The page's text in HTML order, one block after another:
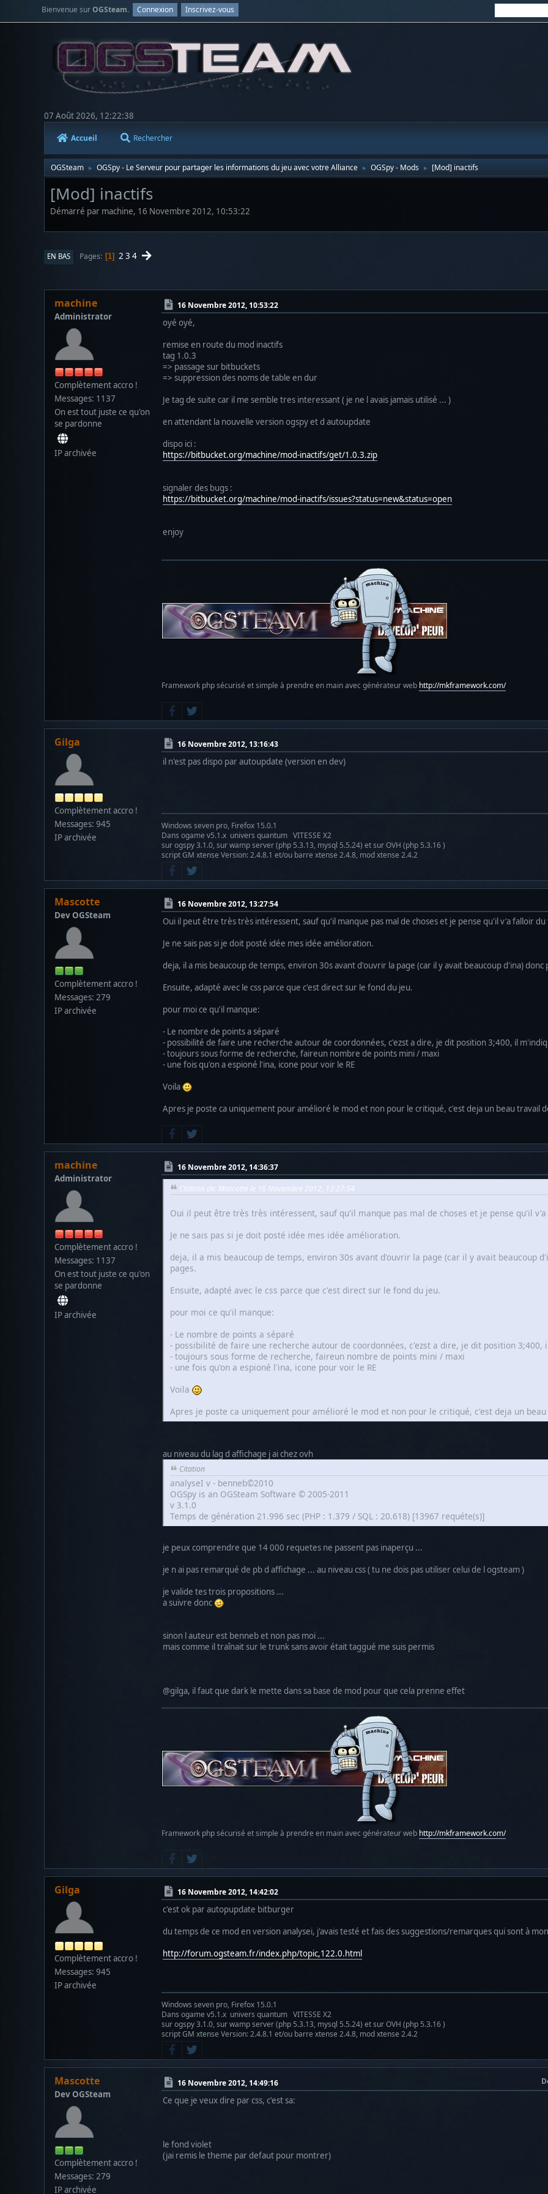
Bienvenue surOGSteam. Connexion Inscrivez-vous
07 Août 2026, 12:22:38
Accueil Rechercher
OGSteam ► OGSpy - Le Serveur pour partager les informations du jeu avec votre Alliance ► OGSpy - Mods ► [Mod] inactifs
[Mod] inactifs
Démarré par machine, 16 Novembre 2012, 10:53:22
EN BAS Pages 1 2 3 4
machine
Administrator
Complètement accro !
Messages: 1137
On est tout juste ce qu'on
se pardonne
IP archivée
16 Novembre 2012, 10:53:22
oyé oyé,
remise en route du mod inactifs
tag 1.0.3
=> passage sur bitbuckets
=> suppression des noms de table en dur
Je tag de suite car il me semble tres interessant ( je ne l avais jamais utilisé ... )
en attendant la nouvelle version ogspy et d autoupdate
dispo ici :
https://bitbucket.org/machine/mod-inactifs/get/1.0.3.zip
signaler des bugs :
https://bitbucket.org/machine/mod-inactifs/issues?status=new&status=open
enjoy
Framework php sécurisé et simple à prendre en main avec générateur web http://mkframework.com/
Gilga
Complètement accro !
Messages: 945
IP archivée
16 Novembre 2012, 13:16:43
il n'est pas dispo par autoupdate (version en dev)
Windows seven pro, Firefox 15.0.1
Dans ogame v5.1.x univers quantum VITESSE X2
sur ogspy 3.1.0, sur wamp server (php 5.3.13, mysql 5.5.24) et sur OVH (php 5.3.16 )
script GM xtense Version: 2.4.8.1 et/ou barre xtense 2.4.8, mod xtense 2.4.2
Mascotte
Dev OGSteam
Complètement accro !
Messages: 279
IP archivée
16 Novembre 2012, 13:27:54
Oui il peut être très très intéressent, sauf qu'il manque pas mal de choses et je pense qu'il v'a falloir
Je ne sais pas si je doit posté idée mes idée amélioration.
deja, il a mis beaucoup de temps, environ 30s avant d'ouvrir la page (car il y avait beaucoup d'ina)
Ensuite, adapté avec le css parce que c'est direct sur le fond du jeu.
pour moi ce qu'il manque:
- Le nombre de points a séparé
- possibilité de faire une recherche autour de coordonnées, c'ezst a dire, je dit position 3;400, il
- toujours sous forme de recherche, faireun nombre de points mini / maxi
- une fois qu'on a espioné l'ina, icone pour voir le RE
Voila
Apres je poste ca uniquement pour amélioré le mod et non pour le critiqué, c'est deja un beau travail
machine
Administrator
Complètement accro !
Messages: 1137
On est tout juste ce qu'on
se pardonne
IP archivée
16 Novembre 2012, 14:36:37
Citation de: Mascotte le 16 Novembre 2012, 13:27:54
Oui il peut être très très intéressent, sauf qu'il manque pas mal de choses et je pense qu'il
Je ne sais pas si je doit posté idée mes idée amélioration.
deja, il a mis beaucoup de temps, environ 30s avant d'ouvrir la page (car il y avait beaucoup
pages.
Ensuite, adapté avec le css parce que c'est direct sur le fond du jeu.
pour moi ce qu'il manque:
- Le nombre de points a séparé
- possibilité de faire une recherche autour de coordonnées, c'ezst a dire, je dit position
- toujours sous forme de recherche, faireun nombre de points mini / maxi
- une fois qu'on a espioné l'ina, icone pour voir le RE
Voila
Apres je poste ca uniquement pour amélioré le mod et non pour le critiqué, c'est deja un
au niveau du lag d affichage j ai chez ovh
Citation
analyseI v - benneb©2010
OGSpy is an OGSteam Software © 2005-2011
v 3.1.0
Temps de génération 21.996 sec (PHP : 1.379 / SQL : 20.618) [13967 requéte(s)]
je peux comprendre que 14 000 requetes ne passent pas inaperçu ...
je n ai pas remarqué de pb d affichage ... au niveau css ( tu ne dois pas utiliser celui de l ogsteam )
je valide tes trois propositions ...
a suivre donc
sinon l auteur est benneb et non pas moi ...
mais comme il traînait sur le trunk sans avoir était taggué me suis permis
@gilga, il faut que dark le mette dans sa base de mod pour que cela prenne effet
Framework php sécurisé et simple à prendre en main avec générateur web http://mkframework.com/
Gilga
Complètement accro !
Messages: 945
IP archivée
16 Novembre 2012, 14:42:02
c'est ok par autopupdate bitburger
du temps de ce mod en version analysei, j'avais testé et fais des suggestions/remarques qui sont à
http://forum.ogsteam.fr/index.php/topic,122.0.html
Windows seven pro, Firefox 15.0.1
Dans ogame v5.1.x univers quantum VITESSE X2
sur ogspy 3.1.0, sur wamp server (php 5.3.13, mysql 5.5.24) et sur OVH (php 5.3.16 )
script GM xtense Version: 2.4.8.1 et/ou barre xtense 2.4.8, mod xtense 2.4.2
Mascotte
Dev OGSteam
Complètement accro !
Messages: 279
IP archivée
16 Novembre 2012, 14:49:16
Ce que je veux dire par css, c'est sa:
le fond violet
(jai remis le theme par defaut pour montrer)